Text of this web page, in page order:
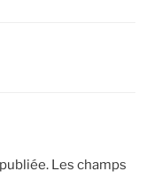
Les champs